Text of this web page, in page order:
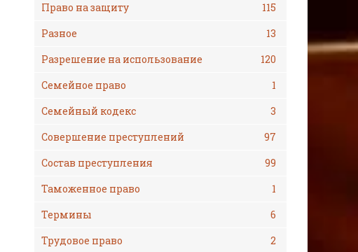
Право на защиту
115
Разное
13
Разрешение на использование
120
Семейное право
1
Семейный кодекс
3
Совершение преступлений
97
Состав преступления
99
Таможенное право
1
Термины
6
Трудовое право
2